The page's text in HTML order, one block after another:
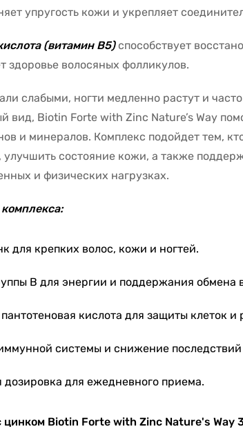
упругость кожи и укрепляет
(витамин B5)способствует
здоровье волосяных фолликулов.
слабыми, ногти медленно растут и
вид, Biotin Forte with Zinc Nature’s Way
и минералов. Комплекс подойдет тем,
улучшить состояние кожи, а также
и физических нагрузках.
для крепких волос, кожи и ногтей.
B для энергии и поддержания обмена
кислота для защиты клеток и
системы и снижение последствий
дозировка для ежедневного приема.
цинком Biotin Forte with Zinc Nature's Way